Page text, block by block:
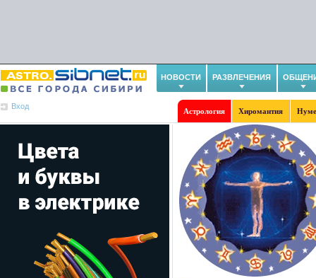
НОВОСТИ РАЗВЛЕЧЕНИЯ
Вход
Астрология Хиромантия